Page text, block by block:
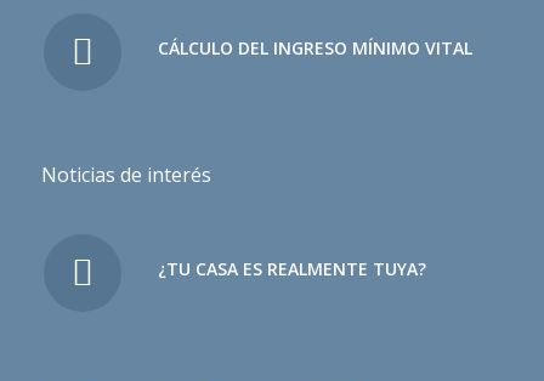
CÁLCULO DEL INGRESO MÍNIMO VITAL
Noticias de interés
¿TU CASA ES REALMENTE TUYA?